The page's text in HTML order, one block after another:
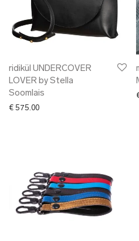
ridikül UNDERCOVER
LOVER by Stella
Soomlais
€ 575.00